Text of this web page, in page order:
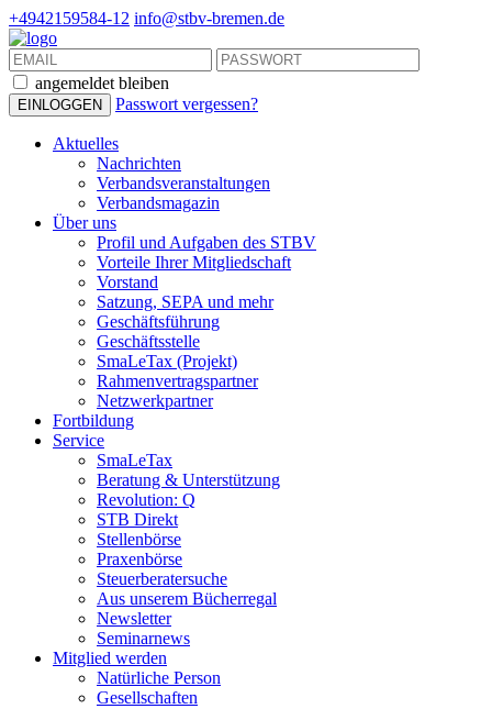
+4942159584-12 info@stbv-bremen.de
angemeldet bleiben
Passwort vergessen?
Aktuelles
Nachrichten
Verbandsveranstaltungen
Verbandsmagazin
Über uns
Profil und Aufgaben des STBV
Vorteile Ihrer Mitgliedschaft
Vorstand
Satzung, SEPA und mehr
Geschäftsführung
Geschäftsstelle
SmaLeTax (Projekt)
Rahmenvertragspartner
Netzwerkpartner
Fortbildung
Service
SmaLeTax
Beratung & Unterstützung
Revolution: Q
STB Direkt
Stellenbörse
Praxenbörse
Steuerberatersuche
Aus unserem Bücherregal
Newsletter
Seminarnews
Mitglied werden
Natürliche Person
Gesellschaften